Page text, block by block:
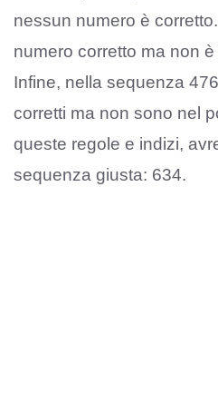
nessun numero è
numero corretto ma non
Infine, nella sequenza
corretti ma non sono nel
queste regole e indizi,
sequenza giusta: 634.